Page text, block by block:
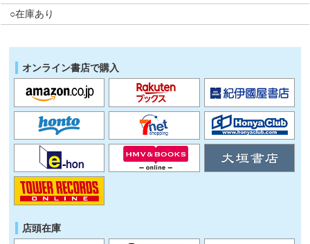
○在庫あり
オンライン書店で購入
店頭在庫